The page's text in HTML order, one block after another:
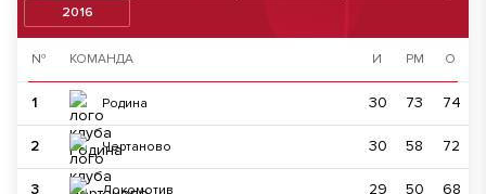
2016
№ КОМАНДА И РМ О
1 Родина 30 73 74
2 Чертаново 30 58 72
3 Локомотив 29 50 68